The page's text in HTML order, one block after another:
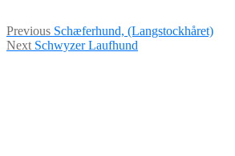
Indlægsnavigation
Previous Previous
post:
Schæferhund, (Langstockhåret)
Next Next
Schwyzer Laufhund